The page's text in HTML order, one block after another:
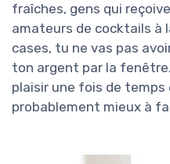
fraîches, gens qui
amateurs de cocktails à
cases, tu ne vas pas
ton argent par la
plaisir une fois de temps
probablement mieux à